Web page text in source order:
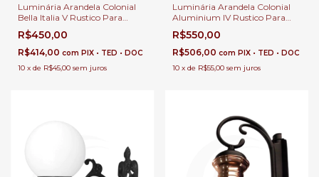
Luminária Arandela Colonial
Bella Italia V Rustico Para
Áreas Externas de Casas, Sítios
e Fazendas
R$450,00
R$414,00 com PIX • TED • DOC
10 x de R$45,00 sem juros
Luminária Arandela Colonial
Aluminium IV Rustico Para
Áreas Externas de Casas, Sítios
e Fazendas
R$550,00
R$506,00 com PIX • TED • DOC
10 x de R$55,00 sem juros